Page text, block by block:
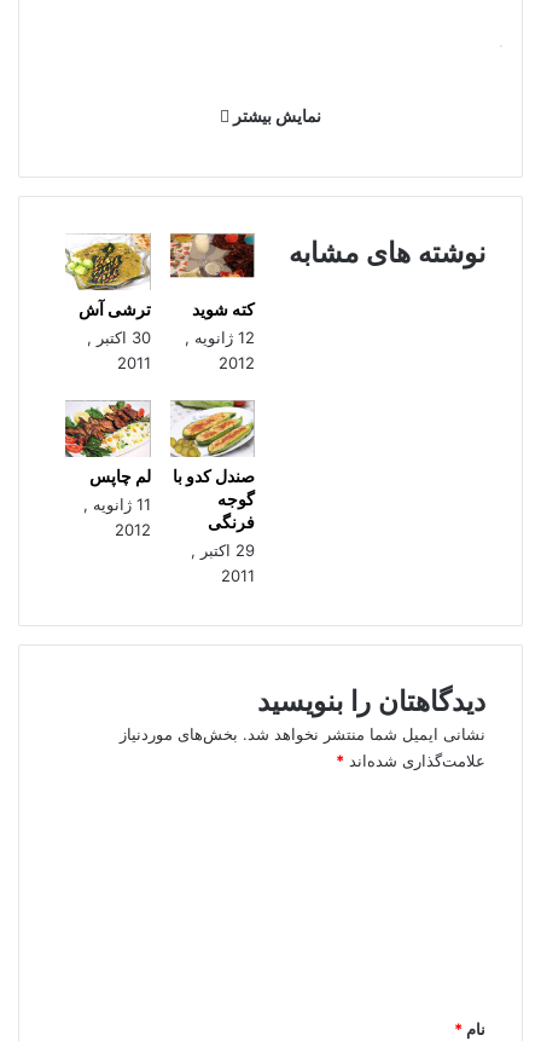
.
نمایش بیشتر
نوشته های مشابه
کته شوید
12 ژانویه ,
2012
ترشی آش
30 اکتبر ,
2011
صندل کدو با
گوجه
فرنگی
29 اکتبر ,
2011
لم چاپس
11 ژانویه ,
2012
دیدگاهتان را بنویسید
نشانی ایمیل شما منتشر نخواهد شد. بخش‌های موردنیاز
علامت‌گذاری شده‌اند *
*
نام *